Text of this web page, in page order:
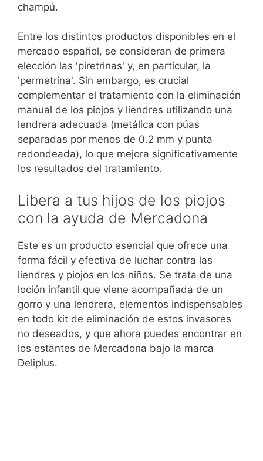
champú.
Entre los distintos productos disponibles en el
mercado español, se consideran de primera
elección las 'piretrinas' y, en particular, la
'permetrina'. Sin embargo, es crucial
complementar el tratamiento con la eliminación
manual de los piojos y liendres utilizando una
lendrera adecuada (metálica con púas
separadas por menos de 0.2 mm y punta
redondeada), lo que mejora significativamente
los resultados del tratamiento.
Libera a tus hijos de los piojos
con la ayuda de Mercadona
Este es un producto esencial que ofrece una
forma fácil y efectiva de luchar contra las
liendres y piojos en los niños. Se trata de una
loción infantil que viene acompañada de un
gorro y una lendrera, elementos indispensables
en todo kit de eliminación de estos invasores
no deseados, y que ahora puedes encontrar en
los estantes de Mercadona bajo la marca
Deliplus.